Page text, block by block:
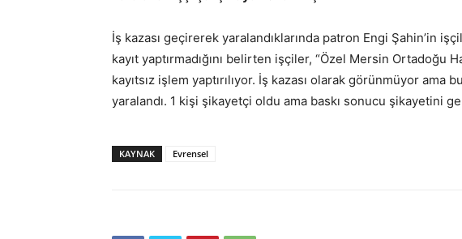
İş kazası geçirerek yaralandıklarında patron Engi Şahin’in
kayıt yaptırmadığını belirten işçiler, “Özel Mersin Ortadoğu
kayıtsız işlem yaptırılıyor. İş kazası olarak görünmüyor ama
yaralandı. 1 kişi şikayetçi oldu ama baskı sonucu şikayetini
KAYNAK Evrensel